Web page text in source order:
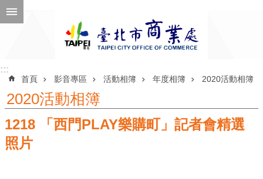
跳到主要內容區塊
公
告
訊
::::::
首頁 影音專區 活動相簿 年度相簿 2020活動相簿
2020活動相簿
1218 「西門PLAY樂購町」記者會精選
照片